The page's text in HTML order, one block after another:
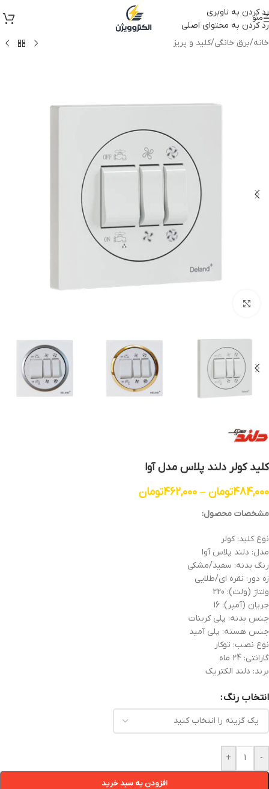
رد کردن به ناوبری
رد کردن به محتوای اصلی
منو
خانه/برق خانگی/کلید و پریز
کلید کولر دلند پلاس مدل آوا
484,000تومان –
462,000تومان
مشخصات محصول:
نوع کلید: کولر
مدل: دلند پلاس آوا
رنگ بدنه: سفید/مشکی
زه دور: نقره ای/طلایی
ولتاژ (ولت): 220
جریان (آمپر): 16
جنس بدنه: پلی کربنات
جنس هسته: پلی آمید
نوع نصب: توکار
گارانتی: 24 ماه
برند: دلند الکتریک
انتخاب رنگ
-
+
افزودن به سبد خرید